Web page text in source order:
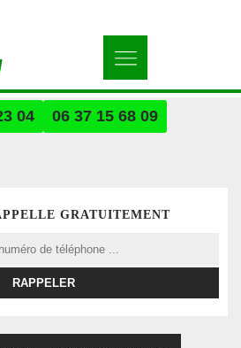
04 06 37 15 68 09
GRATUITEMENT